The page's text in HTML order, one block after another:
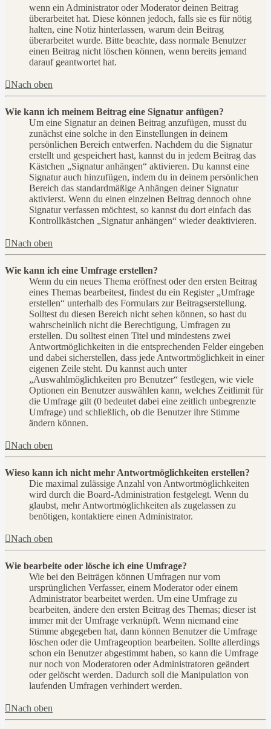
wenn ein Administrator oder Moderator deinen Beitrag
überarbeitet hat. Diese können jedoch, falls sie es für nötig
halten, eine Notiz hinterlassen, warum dein Beitrag
überarbeitet wurde. Bitte beachte, dass normale Benutzer
einen Beitrag nicht löschen können, wenn bereits jemand
darauf geantwortet hat.
Nach oben
Wie kann ich meinem Beitrag eine Signatur anfügen?
Um eine Signatur an deinen Beitrag anzufügen, musst du
zunächst eine solche in den Einstellungen in deinem
persönlichen Bereich entwerfen. Nachdem du die Signatur
erstellt und gespeichert hast, kannst du in jedem Beitrag das
Kästchen „Signatur anhängen“ aktivieren. Du kannst eine
Signatur auch hinzufügen, indem du in deinem persönlichen
Bereich das standardmäßige Anhängen deiner Signatur
aktivierst. Wenn du einen einzelnen Beitrag dennoch ohne
Signatur verfassen möchtest, so kannst du dort einfach das
Kontrollkästchen „Signatur anhängen“ wieder deaktivieren.
Nach oben
Wie kann ich eine Umfrage erstellen?
Wenn du ein neues Thema eröffnest oder den ersten Beitrag
eines Themas bearbeitest, findest du ein Register „Umfrage
erstellen“ unterhalb des Formulars zur Beitragserstellung.
Solltest du diesen Bereich nicht sehen können, so hast du
wahrscheinlich nicht die Berechtigung, Umfragen zu
erstellen. Du solltest einen Titel und mindestens zwei
Antwortmöglichkeiten in die entsprechenden Felder eingeben
und dabei sicherstellen, dass jede Antwortmöglichkeit in einer
eigenen Zeile steht. Du kannst auch unter
„Auswahlmöglichkeiten pro Benutzer“ festlegen, wie viele
Optionen ein Benutzer auswählen kann, welches Zeitlimit für
die Umfrage gilt (0 bedeutet dabei eine zeitlich unbegrenzte
Umfrage) und schließlich, ob die Benutzer ihre Stimme
ändern können.
Nach oben
Wieso kann ich nicht mehr Antwortmöglichkeiten erstellen?
Die maximal zulässige Anzahl von Antwortmöglichkeiten
wird durch die Board-Administration festgelegt. Wenn du
glaubst, mehr Antwortmöglichkeiten als zugelassen zu
benötigen, kontaktiere einen Administrator.
Nach oben
Wie bearbeite oder lösche ich eine Umfrage?
Wie bei den Beiträgen können Umfragen nur vom
ursprünglichen Verfasser, einem Moderator oder einem
Administrator bearbeitet werden. Um eine Umfrage zu
bearbeiten, ändere den ersten Beitrag des Themas; dieser ist
immer mit der Umfrage verknüpft. Wenn niemand eine
Stimme abgegeben hat, dann können Benutzer die Umfrage
löschen oder die Umfrageoption bearbeiten. Sollte allerdings
schon ein Benutzer abgestimmt haben, so kann die Umfrage
nur noch von Moderatoren oder Administratoren geändert
oder gelöscht werden. Dadurch soll die Manipulation von
laufenden Umfragen verhindert werden.
Nach oben